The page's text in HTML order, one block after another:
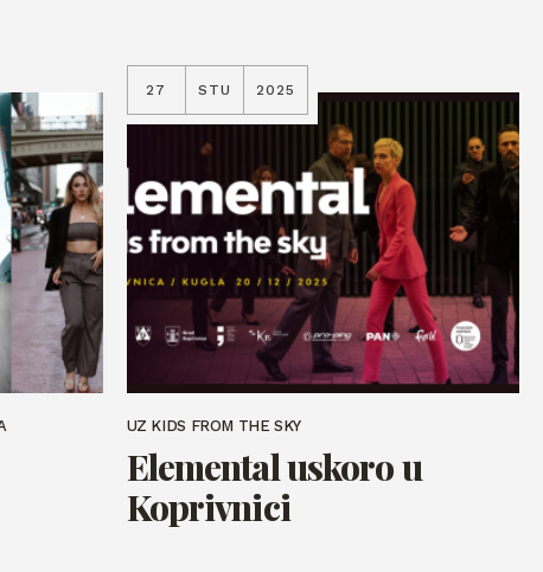
27 STU 2025
UZ KIDS FROM THE SKY
Elemental uskoro u
Koprivnici